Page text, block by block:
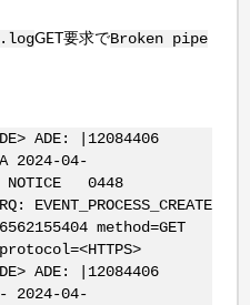
GET要求でBroken pipe
ADE: |12084406
2024-04-
NOTICE 0448
EVENT_PROCESS_CREATE
method=GET
protocol=<HTTPS>
ADE: |12084406
2024-04-